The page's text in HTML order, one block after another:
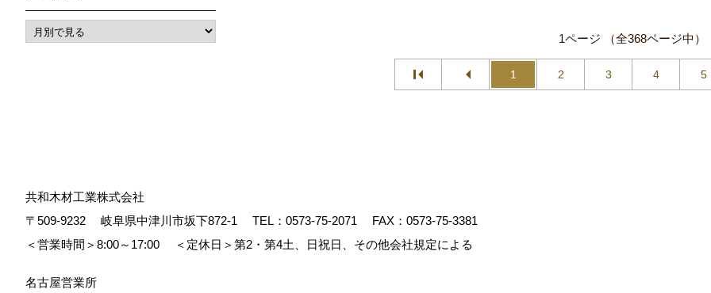
1ページ （全368ページ中）
1 2 3 4 5
共和木材工業株式会社
〒509-9232
岐阜県中津川市坂下872‐1 TEL： 0573-75-2071
FAX：0573-75-3381
＜営業時間＞8:00～17:00
＜定休日＞第2・第4土、日祝日、その他会社規定による
名古屋営業所